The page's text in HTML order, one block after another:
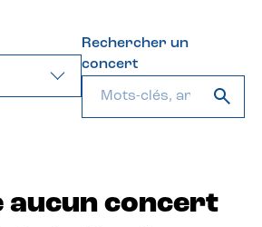
Rechercher un
concert
aucun concert